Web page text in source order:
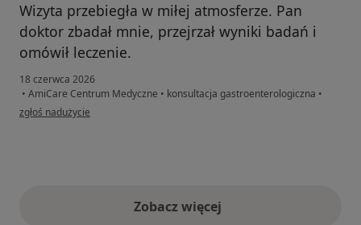
Wizyta przebiegła w miłej atmosferze. Pan
doktor zbadał mnie, przejrzał wyniki badań i
omówił leczenie.
18 czerwca 2026
• AmiCare Centrum Medyczne • konsultacja gastroenterologiczna •
w opinii użytkownika Agata
zgłoś nadużycie
Zobacz więcejopinie powyżej